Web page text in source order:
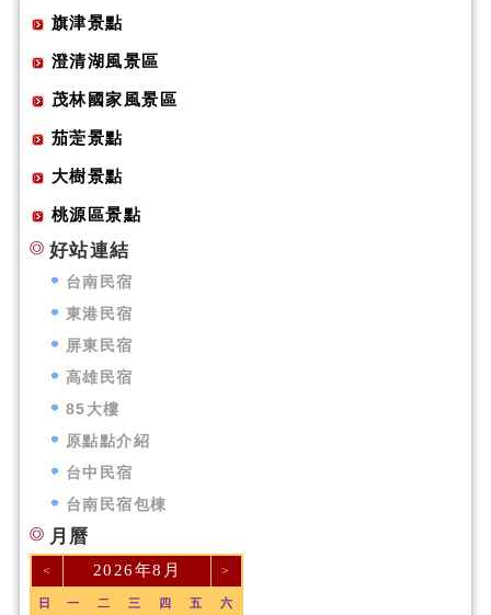
旗津景點
澄清湖風景區
茂林國家風景區
茄萣景點
大樹景點
桃源區景點
好站連結
台南民宿
東港民宿
屏東民宿
高雄民宿
85大樓
原點點介紹
台中民宿
台南民宿包棟
月曆
< 2026年8月 >
日 一 二 三 四 五 六